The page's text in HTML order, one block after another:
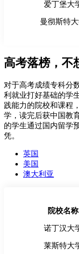
爱丁堡大
曼彻斯特
高考落榜，不
对于高考成绩专科分
利就业打好基础的学
践能力的院校和课程
学，读完后获中国教
的学生通过国内留学
凭。
英国
美国
澳大利亚
院校名称
诺丁汉大
莱斯特大